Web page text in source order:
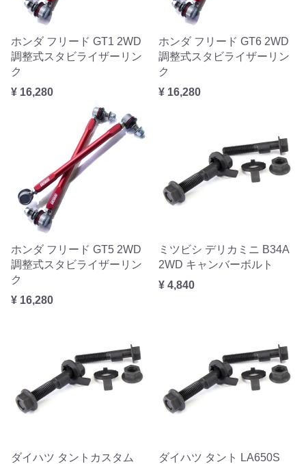
ホンダ フリード GT1 2WD
調整式スタビライザーリン
ク
¥ 16,280
ホンダ フリード GT6 2WD
調整式スタビライザーリン
ク
¥ 16,280
ホンダ フリード GT5 2WD
調整式スタビライザーリン
ク
¥ 16,280
ミツビシ デリカミニ B34A
2WD キャンバーボルト
¥ 4,840
ダイハツ タントカスタム
ダイハツ タント LA650S